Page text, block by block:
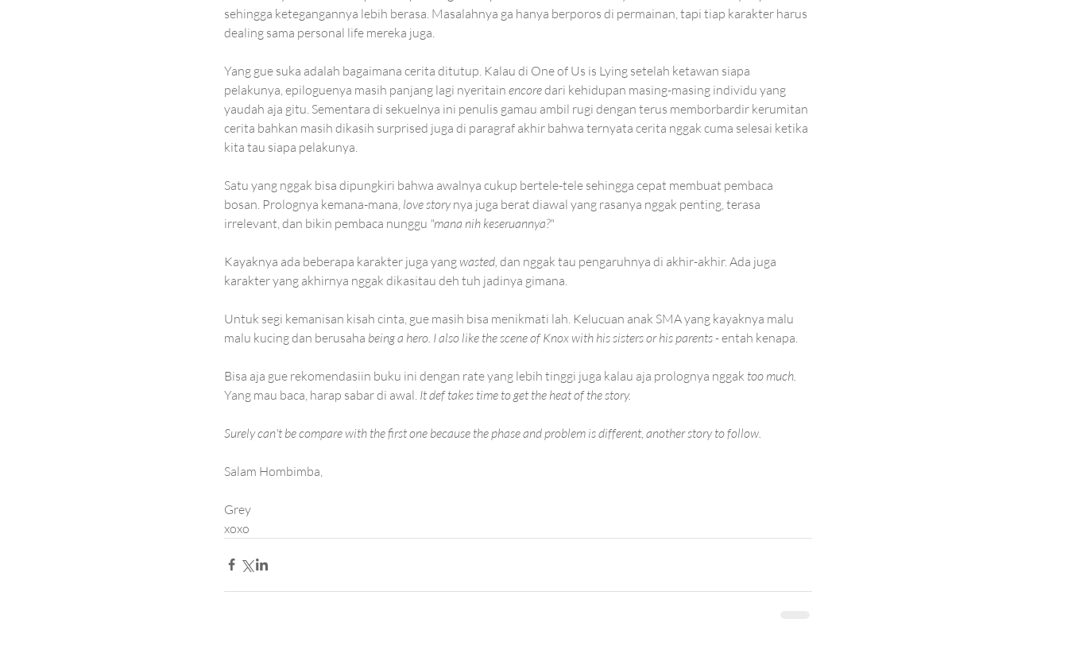
sehingga ketegangannya lebih berasa. Masalahnya ga hanya berporos di permainan, tapi tiap karakter harus
dealing sama personal life mereka juga.
Yang gue suka adalah bagaimana cerita ditutup. Kalau di One of Us is Lying setelah ketawan siapa
pelakunya, epiloguenya masih panjang lagi nyeritain encore dari kehidupan masing-masing individu yang
yaudah aja gitu. Sementara di sekuelnya ini penulis gamau ambil rugi dengan terus memborbardir kerumitan
cerita bahkan masih dikasih surprised juga di paragraf akhir bahwa ternyata cerita nggak cuma selesai ketika
kita tau siapa pelakunya.
Satu yang nggak bisa dipungkiri bahwa awalnya cukup bertele-tele sehingga cepat membuat pembaca
bosan. Prolognya kemana-mana, love story nya juga berat diawal yang rasanya nggak penting, terasa
irrelevant, dan bikin pembaca nunggu "mana nih keseruannya?"
Kayaknya ada beberapa karakter juga yang wasted, dan nggak tau pengaruhnya di akhir-akhir. Ada juga
karakter yang akhirnya nggak dikasitau deh tuh jadinya gimana.
Untuk segi kemanisan kisah cinta, gue masih bisa menikmati lah. Kelucuan anak SMA yang kayaknya malu
malu kucing dan berusaha being a hero. I also like the scene of Knox with his sisters or his parents - entah kenapa.
Bisa aja gue rekomendasiin buku ini dengan rate yang lebih tinggi juga kalau aja prolognya nggak too much.
Yang mau baca, harap sabar di awal. It def takes time to get the heat of the story.
Surely can't be compare with the first one because the phase and problem is different, another story to follow.
Salam Hombimba,
Grey
xoxo